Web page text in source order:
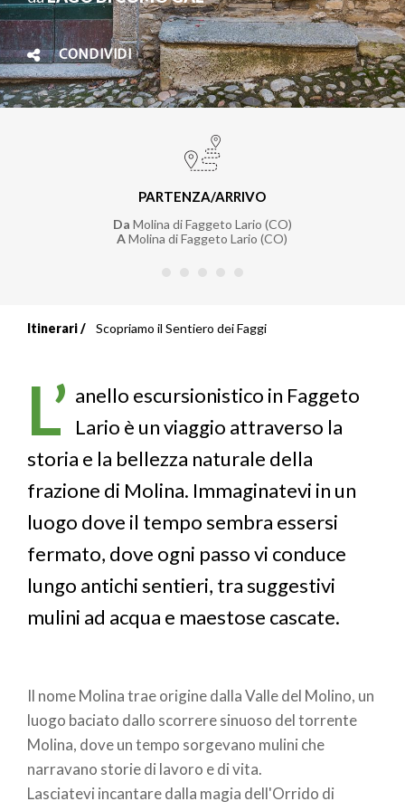
CONDIVIDI
PARTENZA/ARRIVO
Da Molina di Faggeto Lario (CO)
AMolina di Faggeto Lario (CO)
Briciole
di
pane
Itinerari Scopriamo il Sentiero dei Faggi
L’ anello escursionistico in Faggeto
Lario è un viaggio attraverso la
storia e la bellezza naturale della
frazione di Molina. Immaginatevi in un
luogo dove il tempo sembra essersi
fermato, dove ogni passo vi conduce
lungo antichi sentieri, tra suggestivi
mulini ad acqua e maestose cascate.
Il nome Molina trae origine dalla Valle del Molino, un
luogo baciato dallo scorrere sinuoso del torrente
Molina, dove un tempo sorgevano mulini che
narravano storie di lavoro e di vita.
Lasciatevi incantare dalla magia dell'Orrido di